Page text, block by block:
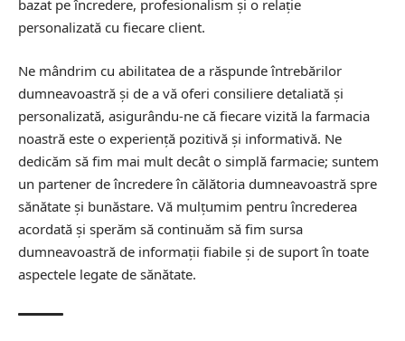
bazat pe încredere, profesionalism și o relație
personalizată cu fiecare client.
Ne mândrim cu abilitatea de a răspunde întrebărilor
dumneavoastră și de a vă oferi consiliere detaliată și
personalizată, asigurându-ne că fiecare vizită la farmacia
noastră este o experiență pozitivă și informativă. Ne
dedicăm să fim mai mult decât o simplă farmacie; suntem
un partener de încredere în călătoria dumneavoastră spre
sănătate și bunăstare. Vă mulțumim pentru încrederea
acordată și sperăm să continuăm să fim sursa
dumneavoastră de informații fiabile și de suport în toate
aspectele legate de sănătate.